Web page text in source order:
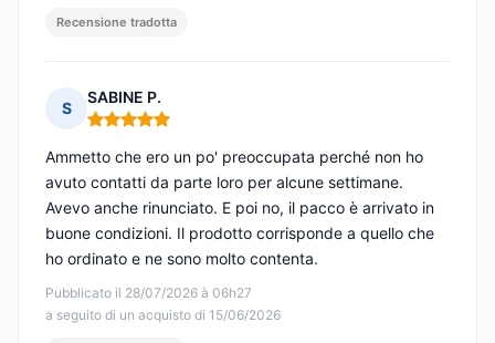
Recensione tradotta
S
SABINE P.
Nota: 5 su 5
Pubblicato il 28/07/2026 à 06h27
a seguito di un acquisto di 15/06/2026
Ammetto che ero un po' preoccupata perché non ho
avuto contatti da parte loro per alcune settimane.
Avevo anche rinunciato. E poi no, il pacco è arrivato in
buone condizioni. Il prodotto corrisponde a quello che
ho ordinato e ne sono molto contenta.